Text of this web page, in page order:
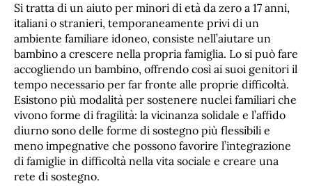
Si tratta di un aiuto per minori di età da zero a 17 anni,
italiani o stranieri, temporaneamente privi di un
ambiente familiare idoneo, consiste nell’aiutare un
bambino a crescere nella propria famiglia. Lo si può fare
accogliendo un bambino, offrendo così ai suoi genitori il
tempo necessario per far fronte alle proprie difficoltà.
Esistono più modalità per sostenere nuclei familiari che
vivono forme di fragilità: la vicinanza solidale e l’affido
diurno sono delle forme di sostegno più flessibili e
meno impegnative che possono favorire l’integrazione
di famiglie in difficoltà nella vita sociale e creare una
rete di sostegno.